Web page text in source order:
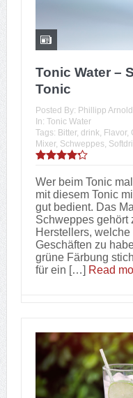
Tonic Water –
Tonic
Posted By: Phillipp Arnold
In: Tonic Water
Tags: Bitter, drink, Flavor,
Mixer, Schweppes,
Wer beim Tonic
mit diesem Tonic
gut bedient. Das
Schweppes gehört
Herstellers,
Geschäften zu
grüne Färbung
für ein […] Read